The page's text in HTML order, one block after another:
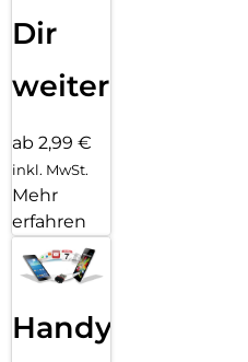
Dir
weiter
ab 2,99 €
inkl. MwSt.
Mehr
erfahren
Handy